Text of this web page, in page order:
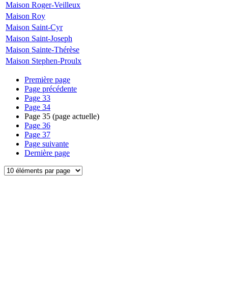
Maison Roger-Veilleux
Maison Roy
Maison Saint-Cyr
Maison Saint-Joseph
Maison Sainte-Thérèse
Maison Stephen-Proulx
Première page
Page précédente
Page 33
Page 34
Page 35 (page actuelle)
Page 36
Page 37
Page suivante
Dernière page